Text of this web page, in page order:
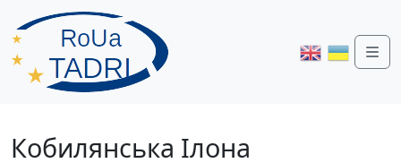
Кобилянська Ілона